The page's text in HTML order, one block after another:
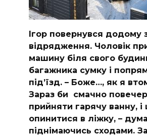
Ігор повернувся додому
відрядження. Чоловік
машину біля свого
багажника сумку і
підʼїзд. – Боже…, як я
Зараз би смачно
прийняти гарячу ванну,
опинитися в ліжку, –
піднімаючись сходами. За